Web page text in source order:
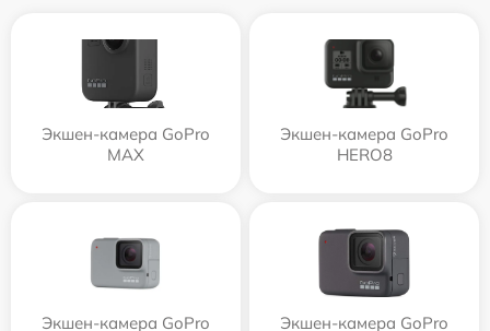
Экшен-камера GoPro
MAX
Экшен-камера GoPro
HERO8
Экшен-камера GoPro
Экшен-камера GoPro